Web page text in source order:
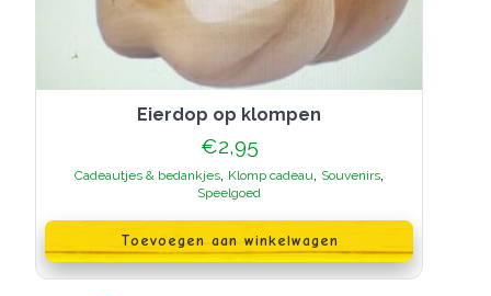
eierdop op klompen
€2,95
Cadeautjes & bedankjes, Klomp cadeau, Souvenirs,
Speelgoed
Toevoegen aan winkelwagen